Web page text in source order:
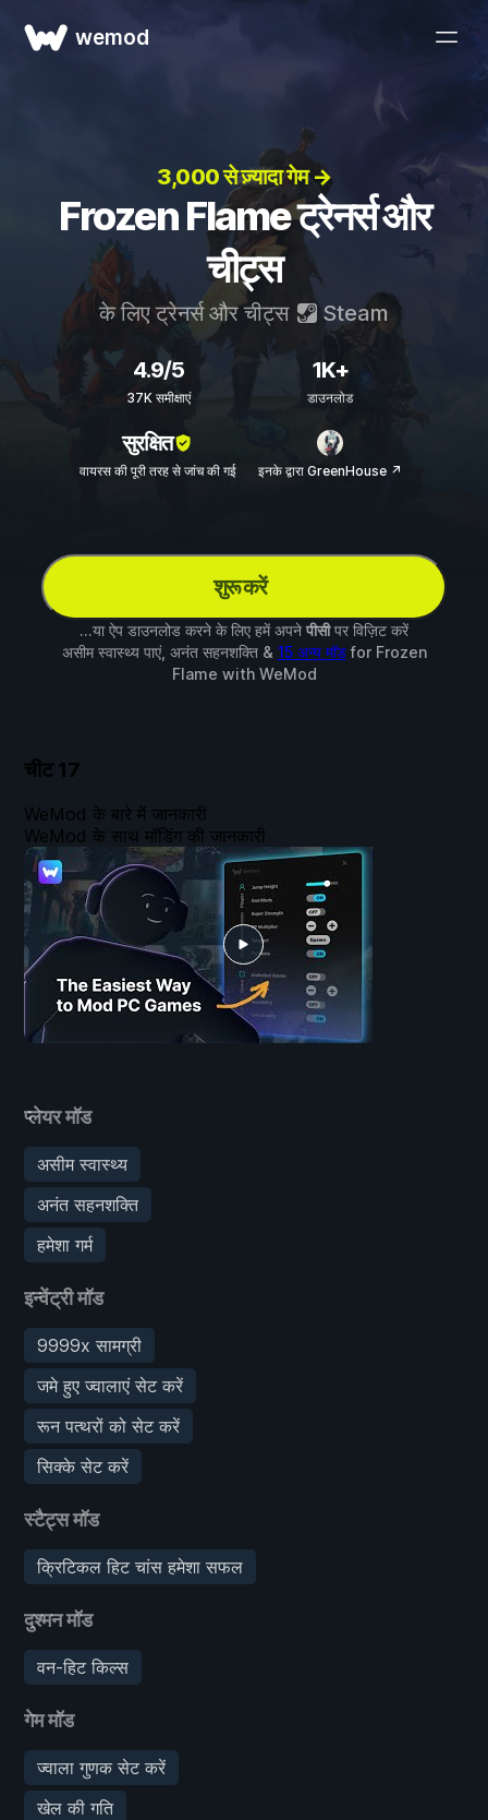
wemod
3,000 से ज़्यादा गेम →
Frozen Flame ट्रेनर्स और
चीट्स
के लिए ट्रेनर्स और चीट्स Steam
4.9/5
37K समीक्षाएं
1K+
डाउनलोड
सुरक्षित
वायरस की पूरी तरह से जांच की गई इनके द्वारा GreenHouse ↗
शुरू करें
...या ऐप डाउनलोड करने के लिए हमें अपने पीसीपर विज़िट करें
असीम स्वास्थ्य पाएं, अनंत सहनशक्ति & 15 अन्य मॉडfor Frozen
Flame with WeMod
चीट 17
प्लेयर मॉड
असीम स्वास्थ्य
अनंत सहनशक्ति
हमेशा गर्म
इन्वेंट्री मॉड
9999x सामग्री
जमे हुए ज्वालाएं सेट करें
रून पत्थरों को सेट करें
सिक्के सेट करें
स्टैट्स मॉड
क्रिटिकल हिट चांस हमेशा सफल
दुश्मन मॉड
वन-हिट किल्स
गेम मॉड
ज्वाला गुणक सेट करें
खेल की गति
WeMod के बारे में जानकारी
WeMod के साथ मॉडिंग की जानकारी